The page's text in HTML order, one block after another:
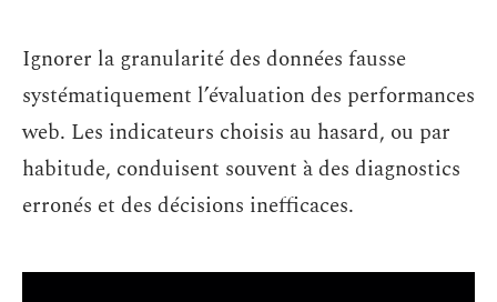
Ignorer la granularité des données fausse
systématiquement l’évaluation des performances
web. Les indicateurs choisis au hasard, ou par
habitude, conduisent souvent à des diagnostics
erronés et des décisions inefficaces.